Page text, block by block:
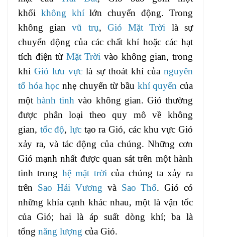
khối không khílớn chuyển động. Trong
không gianvũ trụ, Gió Mặt Trời là sự
chuyển động của các chất khí hoặc các hạt
tích điện từ Mặt Trời vào không gian, trong
khiGió lưu vực là sự thoát khí của nguyên
tố hóa học nhẹ chuyển từ bầu khí quyển của
mộthành tinh vào không gian. Gió thường
được phân loại theo quy mô về không
gian, tốc độ,lực tạo ra Gió, các khu vực Gió
xảy ra, và tác động của chúng. Những cơn
Gió mạnh nhất được quan sát trên một hành
tinh trong hệ mặt trời của chúng ta xảy ra
trên Sao Hải Vương và Sao Thổ. Gió có
những khía cạnh khác nhau, một là vận tốc
của Gió; hai là áp suất dòng khí; ba là
tổng năng lượng của Gió.